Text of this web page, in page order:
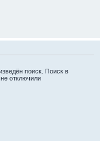
поиск. Поиск в
отключили